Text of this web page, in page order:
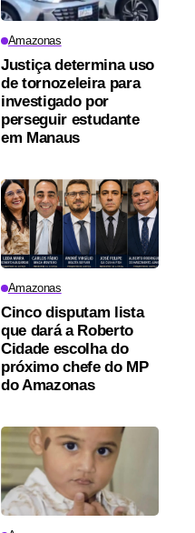
Amazonas
Justiça determina uso
de tornozeleira para
investigado por
perseguir estudante
em Manaus
Amazonas
Cinco disputam lista
que dará a Roberto
Cidade escolha do
próximo chefe do MP
do Amazonas